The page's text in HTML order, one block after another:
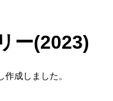
ー(2023)
成しました。